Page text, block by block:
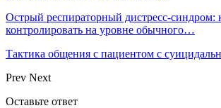
Острый респираторный дистресс-синдром:
контролировать на уровне обычного…
Тактика общения с пациентом с
Prev Next
Оставьте ответ